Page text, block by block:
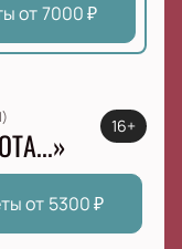
от7000₽
16+
от 5300₽